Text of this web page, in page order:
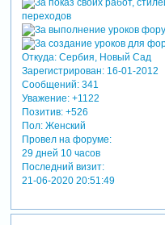
Откуда:Сербия, Новый Сад
Зарегистрирован: 16-01-2012
Сообщений:341
Уважение: +1122
Позитив: +526
Пол:Женский
Провел на форуме:
29 дней 10 часов
Последний визит:
21-06-2020 20:51:49